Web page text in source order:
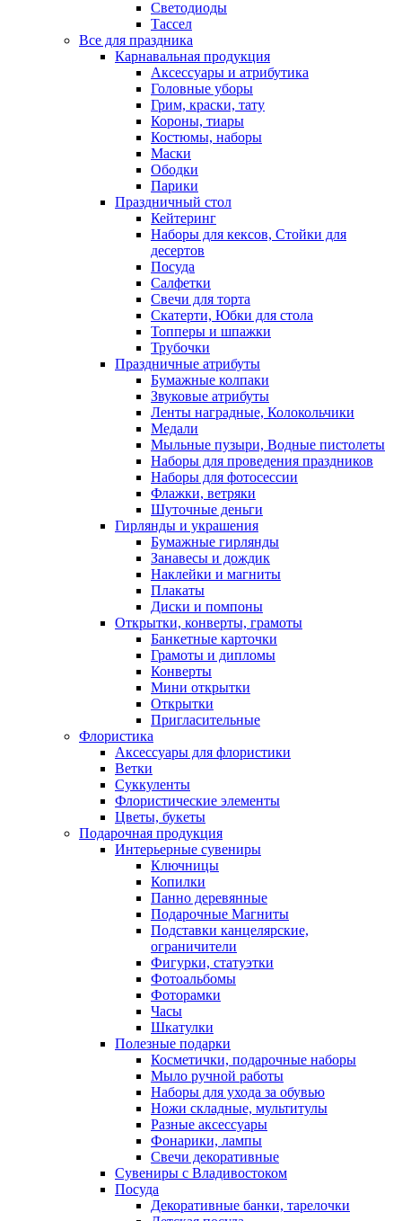
Светодиоды
Тассел
Все для праздника
Карнавальная продукция
Аксессуары и атрибутика
Головные уборы
Грим, краски, тату
Короны, тиары
Костюмы, наборы
Маски
Ободки
Парики
Праздничный стол
Кейтеринг
Наборы для кексов, Стойки для
десертов
Посуда
Салфетки
Свечи для торта
Скатерти, Юбки для стола
Топперы и шпажки
Трубочки
Праздничные атрибуты
Бумажные колпаки
Звуковые атрибуты
Ленты наградные, Колокольчики
Медали
Мыльные пузыри, Водные пистолеты
Наборы для проведения праздников
Наборы для фотосессии
Флажки, ветряки
Шуточные деньги
Гирлянды и украшения
Бумажные гирлянды
Занавесы и дождик
Наклейки и магниты
Плакаты
Диски и помпоны
Открытки, конверты, грамоты
Банкетные карточки
Грамоты и дипломы
Конверты
Мини открытки
Открытки
Пригласительные
Флористика
Аксессуары для флористики
Ветки
Суккуленты
Флористические элементы
Цветы, букеты
Подарочная продукция
Интерьерные сувениры
Ключницы
Копилки
Панно деревянные
Подарочные Магниты
Подставки канцелярские,
ограничители
Фигурки, статуэтки
Фотоальбомы
Фоторамки
Часы
Шкатулки
Полезные подарки
Косметички, подарочные наборы
Мыло ручной работы
Наборы для ухода за обувью
Ножи складные, мультитулы
Разные аксессуары
Фонарики, лампы
Свечи декоративные
Сувениры с Владивостоком
Посуда
Декоративные банки, тарелочки